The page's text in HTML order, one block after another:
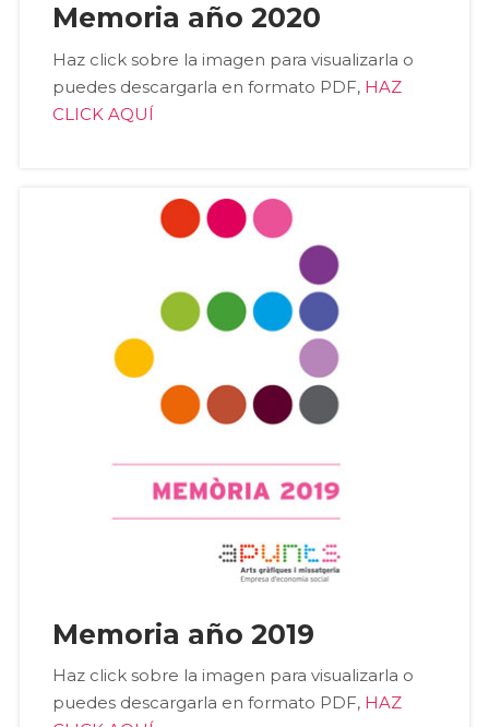
Memoria año 2020
Haz click sobre la imagen para visualizarla o
puedes descargarla en formato PDF, HAZ
CLICK AQUÍ
Memoria año 2019
Haz click sobre la imagen para visualizarla o
puedes descargarla en formato PDF, HAZ